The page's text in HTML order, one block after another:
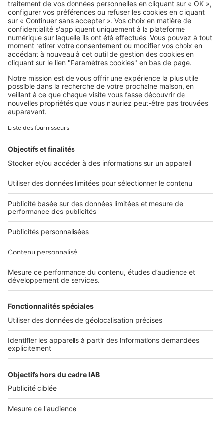
SeLoger c'est aussi
Retrouvez-nous sur ...
L'ENTREPRISE
Qui sommes-nous ?
Nous contacter
Nous recrutons
NOS APPLICATIONS
Découvrez nos applications
SERVICES PRO
Tous nos services pro
Accès client
Mes annonces sur SeLoger
À DÉCOUVRIR
Annuaire des professionnels
Tout l'immobilier
Toutes les villes
Tous les départements
Toutes les régions
SeLoger © 1992 - 2023